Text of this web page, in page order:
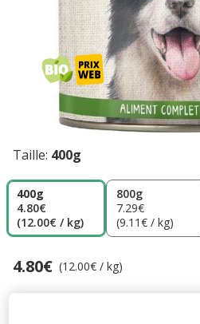
Taille: 400g
400g
4.80€
(12.00€ / kg)
800g
7.29€
(9.11€ / kg)
Prix 4.80€, 12.00 EUR par kg
4.80€ (12.00€ / kg)